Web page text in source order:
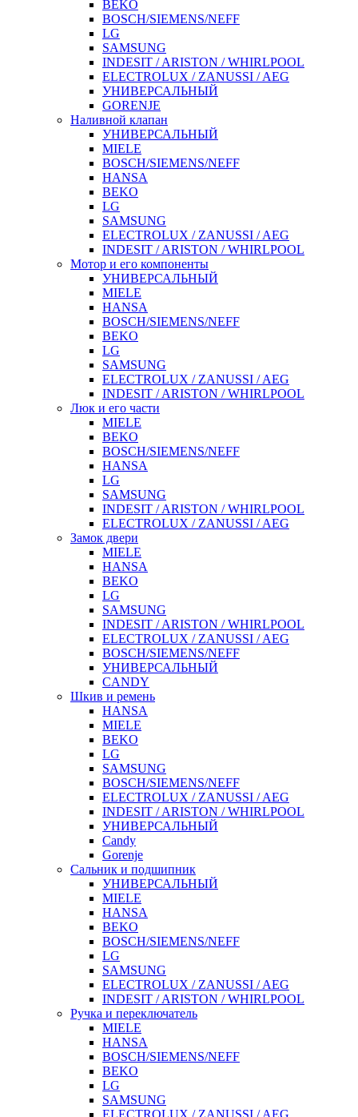
BEKO
BOSCH/SIEMENS/NEFF
LG
SAMSUNG
INDESIT / ARISTON / WHIRLPOOL
ELECTROLUX / ZANUSSI / AEG
УНИВЕРСАЛЬНЫЙ
GORENJE
Наливной клапан
УНИВЕРСАЛЬНЫЙ
MIELE
BOSCH/SIEMENS/NEFF
HANSA
BEKO
LG
SAMSUNG
ELECTROLUX / ZANUSSI / AEG
INDESIT / ARISTON / WHIRLPOOL
Мотор и его компоненты
УНИВЕРСАЛЬНЫЙ
MIELE
HANSA
BOSCH/SIEMENS/NEFF
BEKO
LG
SAMSUNG
ELECTROLUX / ZANUSSI / AEG
INDESIT / ARISTON / WHIRLPOOL
Люк и его части
MIELE
BEKO
BOSCH/SIEMENS/NEFF
HANSA
LG
SAMSUNG
INDESIT / ARISTON / WHIRLPOOL
ELECTROLUX / ZANUSSI / AEG
Замок двери
MIELE
HANSA
BEKO
LG
SAMSUNG
INDESIT / ARISTON / WHIRLPOOL
ELECTROLUX / ZANUSSI / AEG
BOSCH/SIEMENS/NEFF
УНИВЕРСАЛЬНЫЙ
CANDY
Шкив и ремень
HANSA
MIELE
BEKO
LG
SAMSUNG
BOSCH/SIEMENS/NEFF
ELECTROLUX / ZANUSSI / AEG
INDESIT / ARISTON / WHIRLPOOL
УНИВЕРСАЛЬНЫЙ
Candy
Gorenje
Сальник и подшипник
УНИВЕРСАЛЬНЫЙ
MIELE
HANSA
BEKO
BOSCH/SIEMENS/NEFF
LG
SAMSUNG
ELECTROLUX / ZANUSSI / AEG
INDESIT / ARISTON / WHIRLPOOL
Ручка и переключатель
MIELE
HANSA
BOSCH/SIEMENS/NEFF
BEKO
LG
SAMSUNG
ELECTROLUX / ZANUSSI / AEG